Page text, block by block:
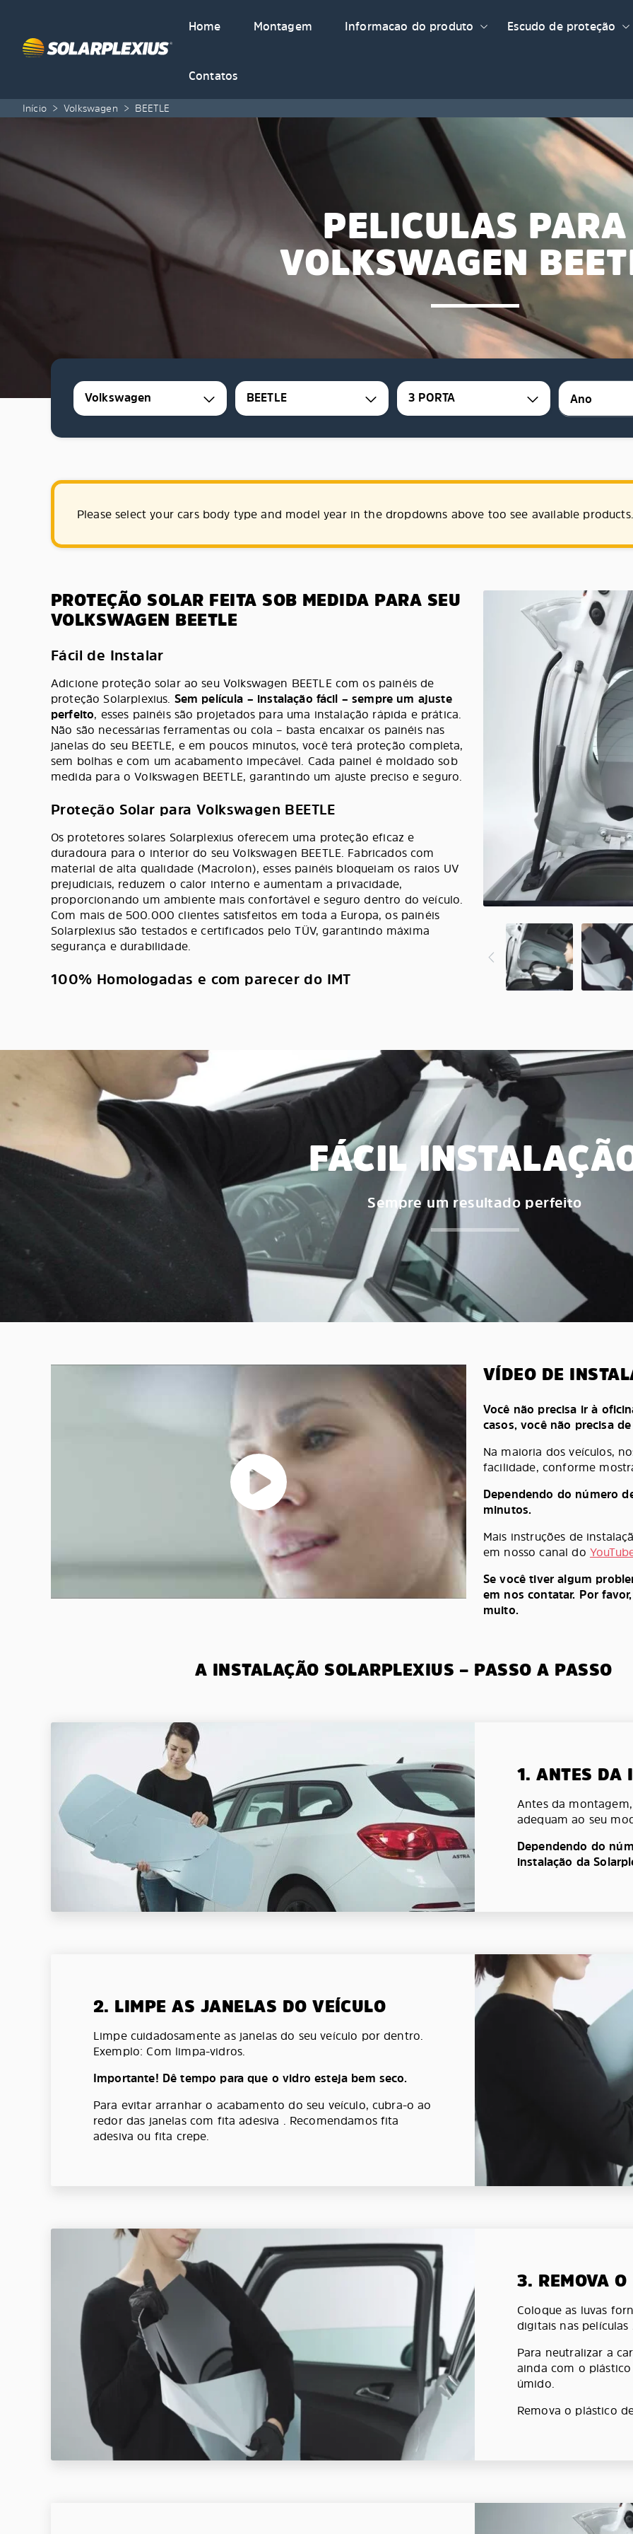
Home
Montagem Informacao do produto Escudo de proteção
Contatos
Início > Volkswagen > BEETLE
PELICULAS PARA
VOLKSWAGEN
Volkswagen BEETLE 3 PORTA
Please select your cars body type and model year in the dropdowns above too see available products.
PROTEÇÃO SOLAR FEITA SOB MEDIDA PARA SEU
VOLKSWAGEN BEETLE
Fácil de Instalar
Adicione proteção solar ao seu Volkswagen BEETLE com os painéis de
proteção Solarplexius. Sem película – instalação fácil – sempre um ajuste
perfeito, esses painéis são projetados para uma instalação rápida e prática.
Não são necessárias ferramentas ou cola – basta encaixar os painéis nas
janelas do seu BEETLE, e em poucos minutos, você terá proteção completa,
sem bolhas e com um acabamento impecável. Cada painel é moldado sob
medida para o Volkswagen BEETLE, garantindo um ajuste preciso e seguro.
Proteção Solar para Volkswagen BEETLE
Os protetores solares Solarplexius oferecem uma proteção eficaz e
duradoura para o interior do seu Volkswagen BEETLE. Fabricados com
material de alta qualidade (Macrolon), esses painéis bloqueiam os raios UV
prejudiciais, reduzem o calor interno e aumentam a privacidade,
proporcionando um ambiente mais confortável e seguro dentro do veículo.
Com mais de 500.000 clientes satisfeitos em toda a Europa, os painéis
Solarplexius são testados e certificados pelo TÜV, garantindo máxima
segurança e durabilidade.
100% Homologadas e com parecer do IMT
FÁCIL
Sempre um resultado perfeito
VÍDEO DE
Você não precisa ir à
casos, você não precisa
Na maioria dos veículos,
facilidade, conforme
Dependendo do número
minutos.
Mais instruções de
em nosso canal do
Se você tiver algum
em nos contatar. Por
muito.
A INSTALAÇÃO SOLARPLEXIUS – PASSO A PASSO
1. ANTES DA
Antes da
adequam ao seu
Dependendo do
instalação da
2. LIMPE AS JANELAS DO VEÍCULO
Limpe cuidadosamente as janelas do seu veículo por dentro.
Exemplo: Com limpa-vidros.
Importante! Dê tempo para que o vidro esteja bem seco.
Para evitar arranhar o acabamento do seu veículo, cubra-o ao
redor das janelas com fita adesiva . Recomendamos fita
adesiva ou fita crepe.
3. REMOVA O
Coloque as luvas
digitais nas películas
Para neutralizar a
ainda com o
úmido.
Remova o plástico